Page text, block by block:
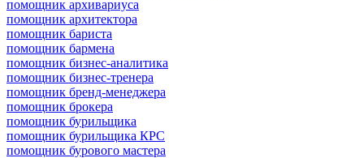
помощник архивариуса
помощник архитектора
помощник бариста
помощник бармена
помощник бизнес-аналитика
помощник бизнес-тренера
помощник бренд-менеджера
помощник брокера
помощник бурильщика
помощник бурильщика КРС
помощник бурового мастера